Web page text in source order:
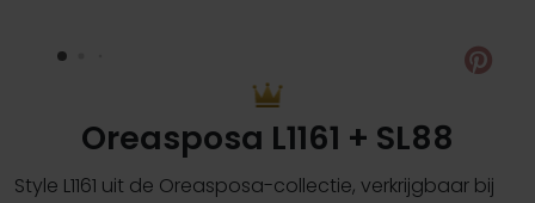
Oreasposa L1161 + SL88
Style L1161 uit de Oreasposa-collectie, verkrijgbaar bij